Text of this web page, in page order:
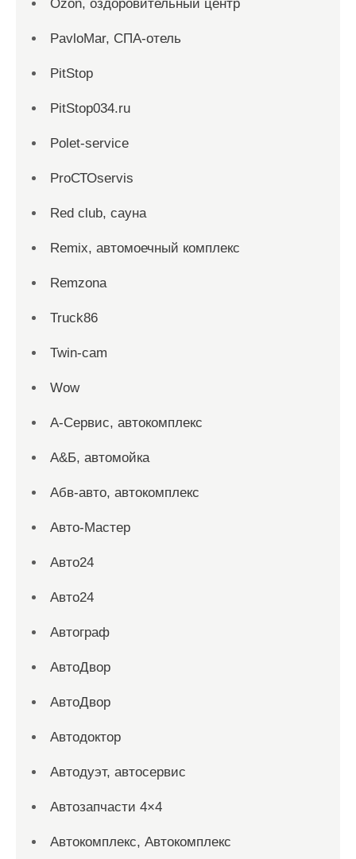
Ozon, оздоровительный центр
PavloMar, СПА-отель
PitStop
PitStop034.ru
Polet-service
ProСТОservis
Red сlub, сауна
Remix, автомоечный комплекс
Remzona
Truck86
Twin-cam
Wow
А-Сервис, автокомплекс
А&Б, автомойка
Абв-авто, автокомплекс
Авто-Мастер
Авто24
Авто24
Автограф
АвтоДвор
АвтоДвор
Автодоктор
Автодуэт, автосервис
Автозапчасти 4×4
Автокомплекс, Автокомплекс